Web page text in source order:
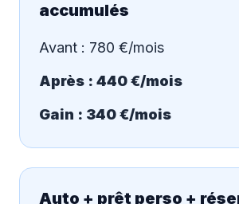
accumulés
Avant : 780 €/mois
Après : 440 €/mois
Gain : 340 €/mois
Auto + prêt perso +